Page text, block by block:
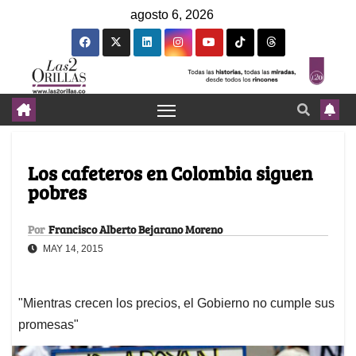
agosto 6, 2026
Los cafeteros en Colombia siguen
pobres
Por Francisco Alberto Bejarano Moreno
MAY 14, 2015
"Mientras crecen los precios, el Gobierno no cumple sus
promesas"